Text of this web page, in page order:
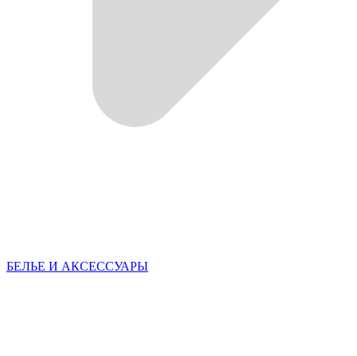
БЕЛЬЕ И АКСЕССУАРЫ